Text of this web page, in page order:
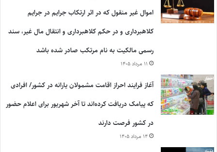
اموال غیر منقول که در اثر ارتکاب جرایم در جرایم
کلاهبرداری و در حکم کلاهبرداری و انتقال مال غیر، سند
رسمی مالکیت به نام مرتکب صادر شده باشد
۱۱ مرداد ۱۴۰۵
آغاز فرایند احراز اقامت مشمولان یارانه در کشور/ افرادی
که پیامک دریافت کرده‌اند تا آخر شهریور برای اعلام حضور
در کشور فرصت دارند
۱۴ مرداد ۱۴۰۵